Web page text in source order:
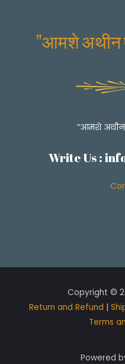
"आमशे अथीन
“आमशे अथीन
Write Us :
Copyright ©
Return and Refund |
Terms
Powered